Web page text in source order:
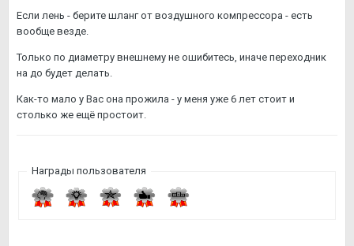
Если лень - берите шланг от воздушного компрессора - есть
вообще везде.
Только по диаметру внешнему не ошибитесь, иначе переходник
на до будет делать.
Как-то мало у Вас она прожила - у меня уже 6 лет стоит и
столько же ещё простоит.
Награды пользователя